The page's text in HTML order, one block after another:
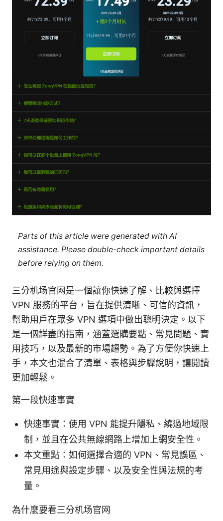
Parts of this article were generated with AI
assistance. Please double-check important details
before relying on them.
三分机场官网是一個讓你快速了解、比較與選擇
VPN 服務的平台，旨在提供清晰、可信的資訊，
幫助用戶在眾多 VPN 選項中做出聰明決定。以下
是一個詳盡的指南，涵蓋選購要點、常見問題、實
用技巧，以及最新的市場趨勢。為了方便你快速上
手，本文也混合了清單、表格與步驟說明，讓閱讀
更加輕鬆。
第一段快速事實
快速事實：使用 VPN 能提升隱私、繞過地域限
制，並且在公共無線網路上增加上網安全性。
本文重點：如何選擇合適的 VPN、常見誤區、
常見用途與設定步驟、以及安全性與法規的考
量。
為什麼要看三分机场官网